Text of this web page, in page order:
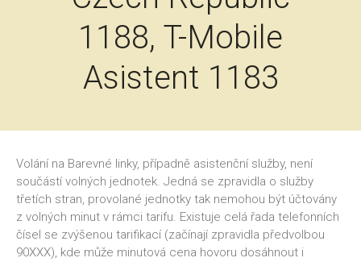
1188, T-Mobile
Asistent 1183
Volání na Barevné linky, případně asistenční služby, není
součástí volných jednotek. Jedná se zpravidla o služby
třetích stran, provolané jednotky tak nemohou být účtovány
z volných minut v rámci tarifu. Existuje celá řada telefonních
čísel se zvýšenou tarifikací (začínají zpravidla předvolbou
90XXX), kde může minutová cena hovoru dosáhnout i